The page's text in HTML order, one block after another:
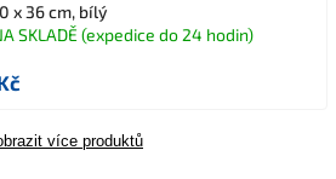
x 36 cm, bílý
SKLADĚ (expedice do 24 hodin)
více produktů